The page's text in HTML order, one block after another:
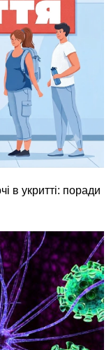
в укритті: поради